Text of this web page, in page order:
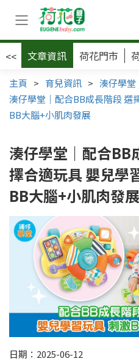
<< 文章資訊 荷花門市
主頁 > 育兒資訊 > 湊仔學堂
湊仔學堂｜配合BB成長階段 選
BB大腦+小肌肉發展
湊仔學堂｜配合BB
擇合適玩具 嬰兒學
BB大腦+小肌肉發展
日期：2025-06-12